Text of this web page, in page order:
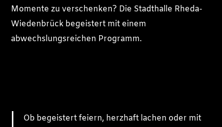
Momente zu verschenken? Die Stadthalle Rheda-
Wiedenbrück begeistert mit einem
abwechslungsreichen Programm.
Ob begeistert feiern, herzhaft lachen oder mit